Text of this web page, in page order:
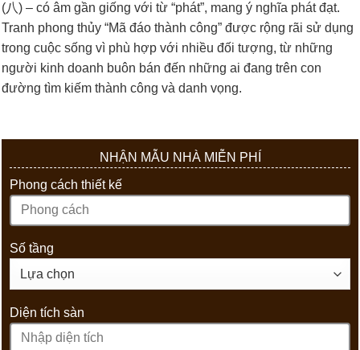
(八) – có âm gần giống với từ “phát”, mang ý nghĩa phát đạt.
Tranh phong thủy “Mã đáo thành công” được rộng rãi sử dụng
trong cuộc sống vì phù hợp với nhiều đối tượng, từ những
người kinh doanh buôn bán đến những ai đang trên con
đường tìm kiếm thành công và danh vọng.
NHẬN MẪU NHÀ MIỄN PHÍ
Phong cách thiết kế
Số tầng
Diện tích sàn